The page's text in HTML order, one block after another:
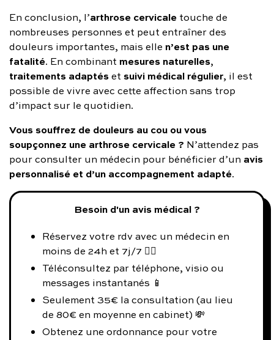
En conclusion, l’arthrose cervicale touche de
nombreuses personnes et peut entraîner des
douleurs importantes, mais elle n’est pas une
fatalité. En combinantmesures naturelles,
traitements adaptéset suivi médical régulier, il est
possible de vivre avec cette affection sans trop
d’impact sur le quotidien.
Vous souffrez de douleurs au cou ou vous
soupçonnez une arthrose cervicale ? N’attendez pas
pour consulter un médecin pour bénéficier d’un avis
personnalisé et d’un accompagnement adapté.
Besoin d'un avis médical ?
Réservez votre rdv avec un médecin en
moins de 24h et 7j/7 👨‍⚕️
Téléconsultez par téléphone, visio ou
messages instantanés 📱
Seulement 35€ la consultation (au lieu
de 80€ en moyenne en cabinet) 💸
Obtenez une ordonnance pour votre